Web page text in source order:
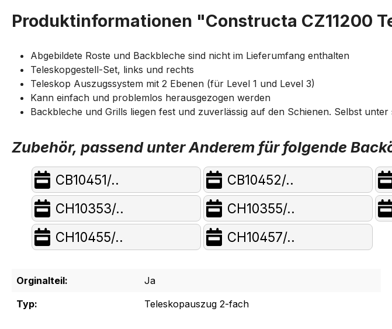
Produktinformationen "Constructa CZ11200
Abgebildete Roste und Backbleche sind nicht im Lieferumfang enthalten
Teleskopgestell-Set, links und rechts
Teleskop Auszugssystem mit 2 Ebenen (für Level 1 und Level 3)
Kann einfach und problemlos herausgezogen werden
Backbleche und Grills liegen fest und zuverlässig auf den Schienen. Selbst
Zubehör, passend unter Anderem für folgende
CB10451/.. CB10452/..
CH10353/..
CH10355/..
CH10455/..
CH10457/..
Orginalteil:
Ja
Typ:
Teleskopauszug 2-fach